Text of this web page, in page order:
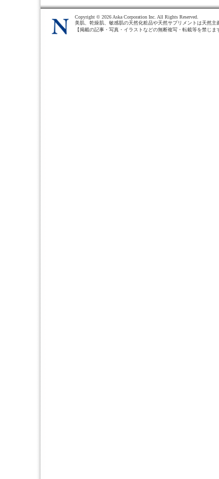
Copyright © 2026 Aska Corporation Inc. All Rights Reserved.
美肌、乾燥肌、敏感肌の天然化粧品や天然サプリメントは天然主
【掲載の記事・写真・イラストなどの無断複写・転載等を禁じま